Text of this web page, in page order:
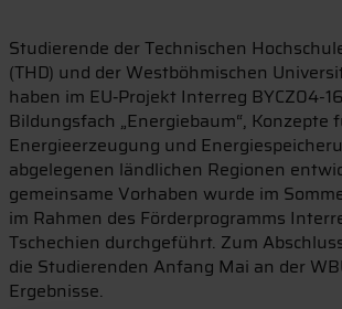
Studierende der Technischen
(THD) und der Westböhmischen
haben im EU‑Projekt Interreg BYCZ04-
Bildungsfach „Energiebaum“, Konzepte
Energieerzeugung und
abgelegenen ländlichen Regionen
gemeinsame Vorhaben wurde im
im Rahmen des Förderprogramms
Tschechien durchgeführt. Zum
die Studierenden Anfang Mai an der
Ergebnisse.